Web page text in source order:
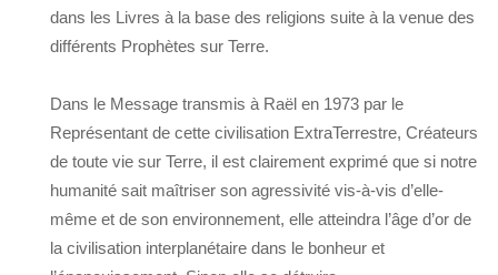
dans les Livres à la base des religions suite à la venue des
différents Prophètes sur Terre.
Dans le Message transmis à Raël en 1973 par le
Représentant de cette civilisation ExtraTerrestre, Créateurs
de toute vie sur Terre, il est clairement exprimé que si notre
humanité sait maîtriser son agressivité vis-à-vis d’elle-
même et de son environnement, elle atteindra l’âge d’or de
la civilisation interplanétaire dans le bonheur et